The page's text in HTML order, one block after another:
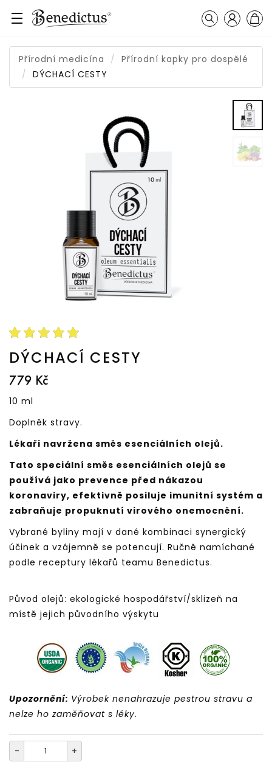
Vyhledávání
Přihlášení
Košík
Přírodní medicína
Přírodní kapky pro dospělé
DÝCHACÍ CESTY
DÝCHACÍ CESTY
779 Kč
10 ml
Doplněk stravy.
Lékaři navržena směs esenciálních olejů.
Tato speciální směs esenciálních olejů se
používá jako prevence před nákazou
koronaviry, efektivně posiluje imunitní systém a
zabraňuje propuknutí virového onemocnění.
Vybrané byliny mají v dané kombinaci synergický
účinek a vzájemně se potencují. Ručně namíchané
podle receptury lékařů teamu Benedictus.
Původ olejů: ekologické hospodářství/sklizeň na
místě jejich původního výskytu
Upozornění: Výrobek nenahrazuje pestrou stravu a
nelze ho zaměňovat s léky.
- +